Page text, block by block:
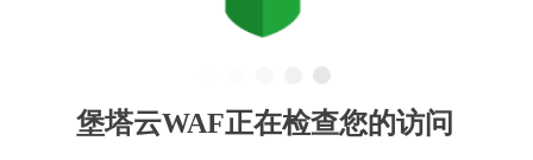
堡塔云WAF正在检查您的访问